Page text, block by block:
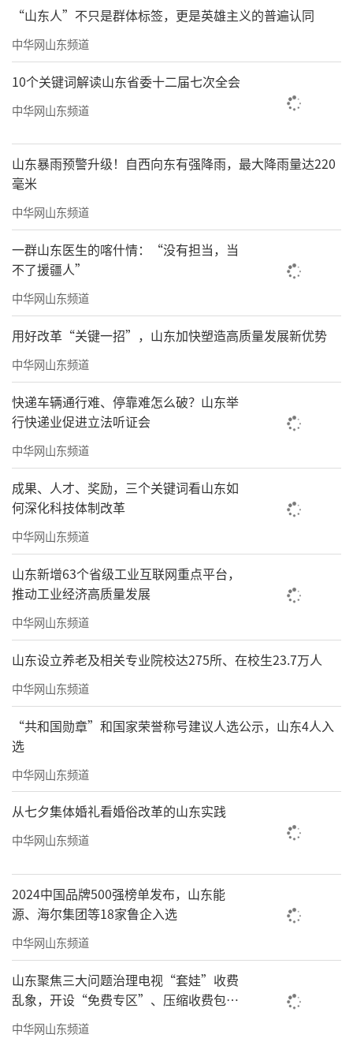
“山东人”不只是群体标签，更是英雄主义的普遍认同
中华网山东频道
10个关键词解读山东省委十二届七次全会
中华网山东频道
山东暴雨预警升级！自西向东有强降雨，最大降雨量达220
毫米
中华网山东频道
一群山东医生的喀什情：“没有担当，当
不了援疆人”
中华网山东频道
用好改革“关键一招”，山东加快塑造高质量发展新优势
中华网山东频道
快递车辆通行难、停靠难怎么破？山东举
行快递业促进立法听证会
中华网山东频道
成果、人才、奖励，三个关键词看山东如
何深化科技体制改革
中华网山东频道
山东新增63个省级工业互联网重点平台，
推动工业经济高质量发展
中华网山东频道
山东设立养老及相关专业院校达275所、在校生23.7万人
中华网山东频道
“共和国勋章”和国家荣誉称号建议人选公示，山东4人入
选
中华网山东频道
从七夕集体婚礼看婚俗改革的山东实践
中华网山东频道
2024中国品牌500强榜单发布，山东能
源、海尔集团等18家鲁企入选
中华网山东频道
山东聚焦三大问题治理电视“套娃”收费
乱象，开设“免费专区”、压缩收费包比
例70%以上
中华网山东频道